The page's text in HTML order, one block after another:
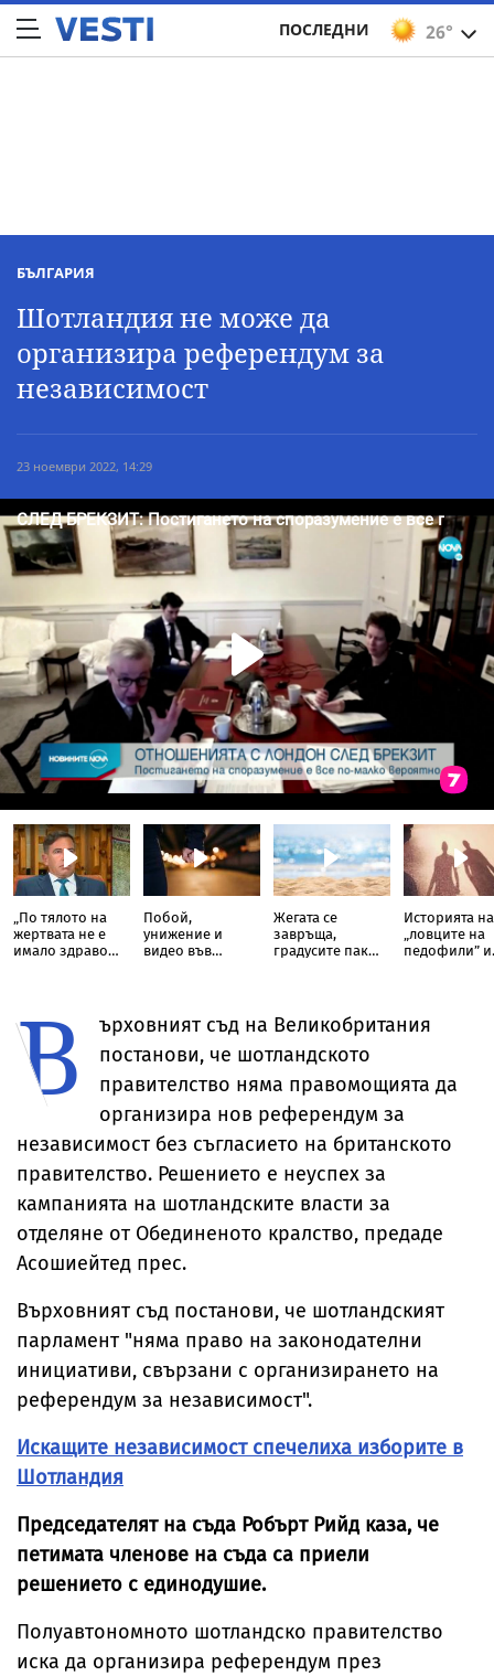
26°
ПОСЛЕДНИ
БЪЛГАРИЯ
Шотландия не може да
организира референдум за
независимост
23 ноември 2022, 14:29
„По тялото на
жертвата не е
имало здраво
гаврите с убития
мъж в Пловдив
Побой,
унижение и
видео във
дете в Радомир
Жегата се
завръща,
градусите пак
Историята на
„ловците на
педофили” и
В
ърховният съд на Великобритания
постанови, че шотландското
правителство няма правомощията да
организира нов референдум за
независимост без съгласието на британското
правителство. Решението е неуспех за
кампанията на шотландските власти за
отделяне от Обединеното кралство, предаде
Асошиейтед прес.
Върховният съд постанови, че шотландският
парламент "няма право на законодателни
инициативи, свързани с организирането на
референдум за независимост".
Искащите независимост спечелиха изборите в
Шотландия
Председателят на съда Робърт Рийд каза, че
петимата членове на съда са приели
решението с единодушие.
Полуавтономното шотландско правителство
иска да организира референдум през